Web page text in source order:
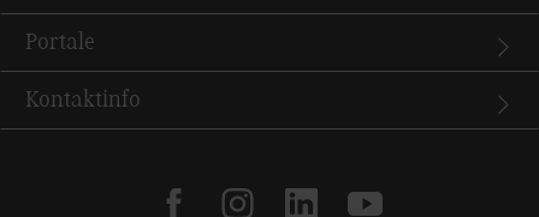
Portale
Kontaktinfo
facebookinstagramlinkedin youtube